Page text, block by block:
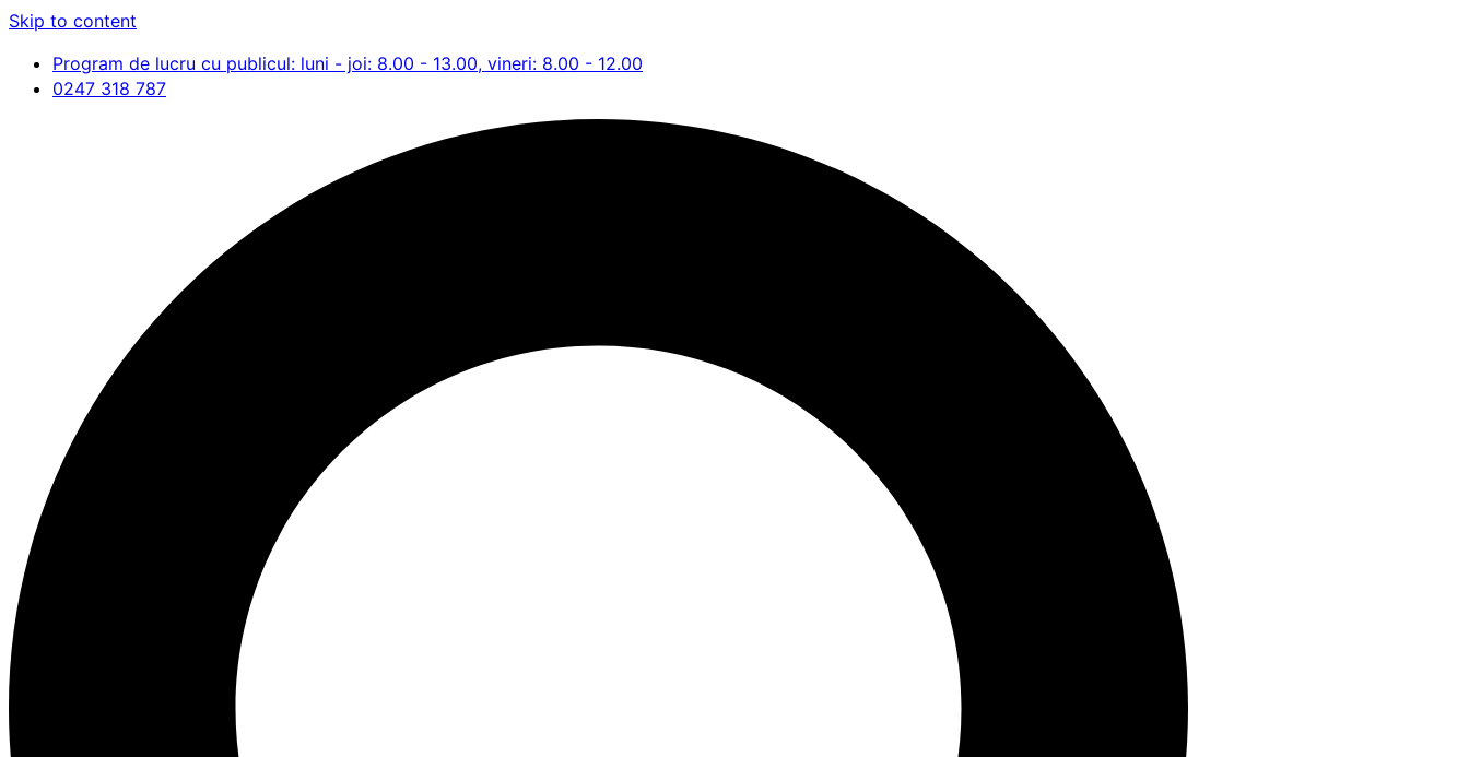
Skip to content
Program de lucru cu publicul: luni - joi: 8.00 - 13.00, vineri: 8.00 - 12.00
0247 318 787